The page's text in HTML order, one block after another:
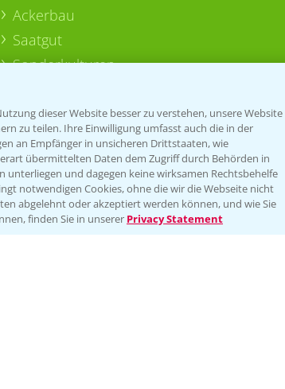
Bis zu 4 Produkte vergleichen:
Ackerbau
Saatgut
Sonderkulturen
Folgen Sie uns
dieser Website besser zu verstehen, unsere Website
zu teilen. Ihre Einwilligung umfasst auch die in der
an Empfänger in unsicheren Drittstaaten, wie
übermittelten Daten dem Zugriff durch Behörden in
und dagegen keine wirksamen Rechtsbehelfe
notwendigen Cookies, ohne die wir die Webseite nicht
abgelehnt oder akzeptiert werden können, und wie Sie
finden Sie in unserer Privacy Statement